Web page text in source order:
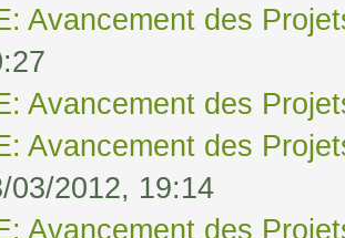
Avancement des
Avancement des
Avancement des
03/2012, 19:14
Avancement des